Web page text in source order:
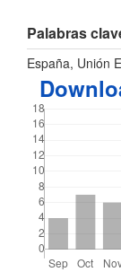
Palabras
España, Unión